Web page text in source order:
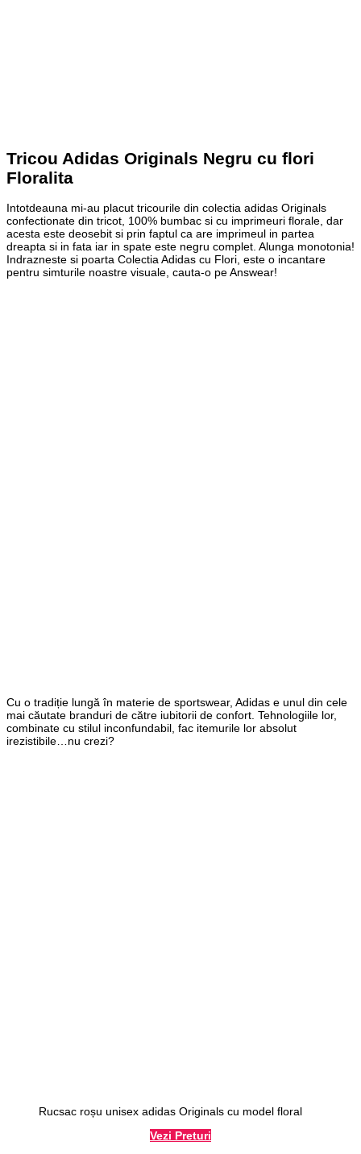
Tricou Adidas Originals Negru cu flori
Floralita
Intotdeauna mi-au placut tricourile din colectia adidas Originals
confectionate din tricot, 100% bumbac si cu imprimeuri florale, dar
acesta este deosebit si prin faptul ca are imprimeul in partea
dreapta si in fata iar in spate este negru complet. Alunga monotonia!
Indrazneste si poarta Colectia Adidas cu Flori, este o incantare
pentru simturile noastre visuale, cauta-o pe Answear!
Cu o tradiție lungă în materie de sportswear, Adidas e unul din cele
mai căutate branduri de către iubitorii de confort. Tehnologiile lor,
combinate cu stilul inconfundabil, fac itemurile lor absolut
irezistibile…nu crezi?
Rucsac roșu unisex adidas Originals cu model floral
Vezi Preturi